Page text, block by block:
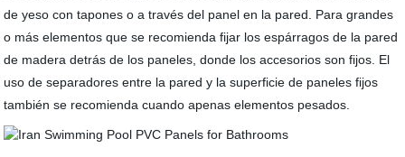
de yeso con tapones o a través del panel en la pared. Para grandes
o más elementos que se recomienda fijar los espárragos de la pared
de madera detrás de los paneles, donde los accesorios son fijos. El
uso de separadores entre la pared y la superficie de paneles fijos
también se recomienda cuando apenas elementos pesados.